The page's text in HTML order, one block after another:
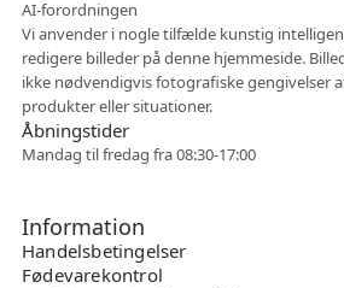
AI-forordningen
Vi anvender i nogle tilfælde kunstig
redigere billeder på denne hjemmeside.
ikke nødvendigvis fotografiske gengivelser
produkter eller situationer.
Åbningstider
Mandag til fredag fra 08:30-17:00
Information
Handelsbetingelser
Fødevarekontrol